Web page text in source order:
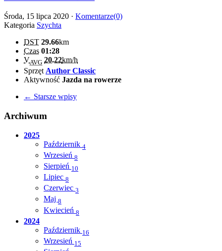
Środa, 15 lipca 2020 · Komentarze(0)
Kategoria Szychta
DST 29.66km
Czas 01:28
VAVG 20.22km/h
Sprzęt Author Classic
Aktywność Jazda na rowerze
← Starsze wpisy
Archiwum
2025
Październik 4
Wrzesień 8
Sierpień 10
Lipiec 8
Czerwiec 3
Maj 8
Kwiecień 8
2024
Październik 16
Wrzesień 15